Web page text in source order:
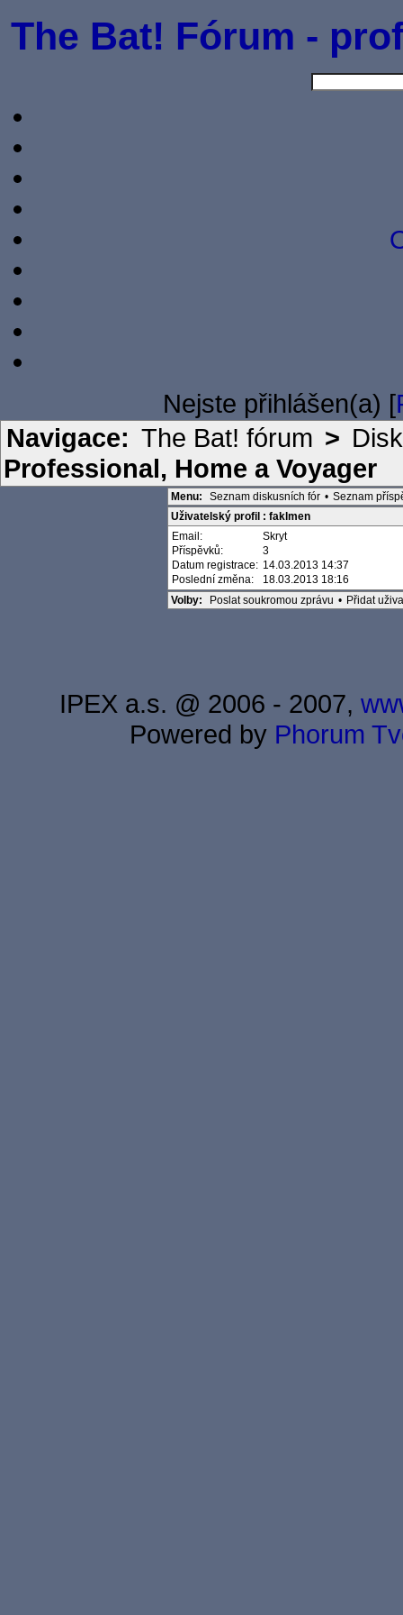
The Bat! Fórum -
Nejste přihlášen(a) [
Navigace: The Bat! fórum >
Professional, Home a Voyager
Menu: Seznam diskusních fór • Seznam
Uživatelský profil : faklmen
Email:
Skryt
Příspěvků:
3
Datum registrace: 14.03.2013 14:37
Poslední změna:
18.03.2013 18:16
Volby:
Poslat soukromou zprávu • Přidat
IPEX a.s. @ 2006 - 2007,
Powered by Phorum